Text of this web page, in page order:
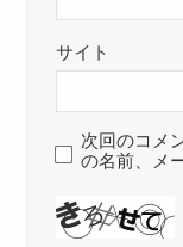
サイト
次回のコメ
の名前、メ